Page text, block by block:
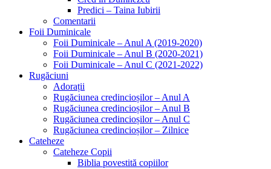
Predici – Taina Iubirii
Comentarii
Foii Duminicale
Foii Duminicale – Anul A (2019-2020)
Foii Duminicale – Anul B (2020-2021)
Foii Duminicale – Anul C (2021-2022)
Rugăciuni
Adorații
Rugăciunea credincioșilor – Anul A
Rugăciunea credincioșilor – Anul B
Rugăciunea credincioșilor – Anul C
Rugăciunea credincioșilor – Zilnice
Cateheze
Cateheze Copii
Biblia povestită copiilor